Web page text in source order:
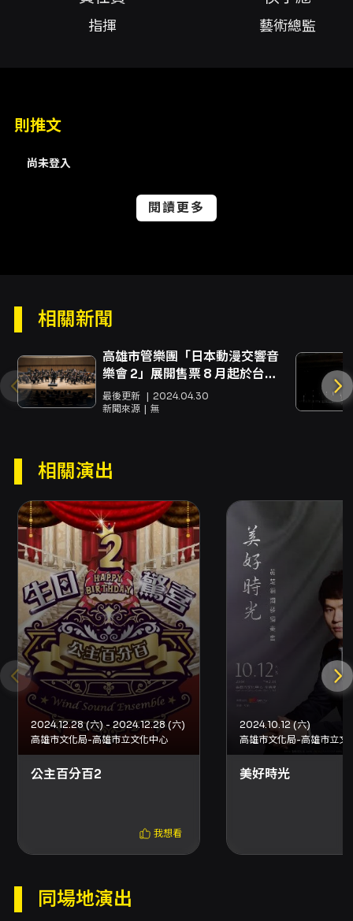
奏語彙與舞蹈性音樂，呈現一場從律動到情感的
Overture》，再到色彩濃烈的《Armenian
Dances》與充滿東歐風情的《Balkan
側重，能充分展示管樂團在節拍控制、音色對比
的《Viva Massima》、以銅管與木管交織呈現
抒情線條的《Waltz for Horns》，以及具有當
節奏與舞感處理上要求高度的團隊默契，演奏者
需在力量與細膩之間拿捏平衡，呈現既有衝擊力
劃與各任指揮累積的經驗下，於曲目呈現上常見
對跨界、合作與曲風拓展的嘗試：既演繹經典管
樂作品，也納入電影配樂與流行元素，使演出能
吸引不同背景的聽眾。 本場音樂會強調「共舞」
與節奏性音樂有興趣的聽眾，此場演出提供了聆
聽管樂詮釋多元舞蹈語彙的機會；對於有志於青
於學習與實踐中的成長樣貌與合奏訓練成果。此
外，本場次將於功學社音樂廳演出並同步錄影，
對於無法到場的聽眾或後續推廣也具有保存與擴
散的價值。 綜合以上，2026台北青管二團音樂
會《終章・共舞》是一場以舞曲為主題、兼具能
量與情感層次的管樂演出。節目從多元文化的舞
蹈語彙出發，透過樂團的技術與詮釋力呈現出豐
富的音色對比與節奏表情，適合希望親身感受管
樂合奏能量、探索民族與當代舞曲音樂特色的觀
眾。透過現場演奏與同步錄影，樂團將此段歷程
凝聚成一場既熱情又細膩的「共舞」時刻，邀請
觀眾一同留下深刻回聲。
注意事項
購票與取票規則： - 購票方式：網路購票（信用
卡、Apple Pay、Google Pay、ATM 轉帳），
Life-ET）購票。超商購票僅提供電腦自動選
位，每筆訂單最多可訂購 8 張票券。分銷點可使
如需不同取票方式請分次購買。超商取票每張票
指揮 藝術總監
則推文
尚未登入
閱讀更多
相關新聞
高雄市管樂團「日本動漫交響音
樂會 2」展開售票 8 月起於台
南、台中、高雄展開巡演
最後更新
2024.04.30
新聞來源
無
相關演出
2024.12.28 (六) - 2024.12.28 (六)
高雄市文化局-高雄市立文化中心
公主百分百2
我想看
2024.10.12 (六)
高雄市文化局-高雄市立文
美好時光
同場地演出